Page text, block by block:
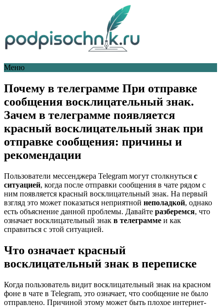
Меню
Почему в телеграмме При отправке
сообщения восклицательный знак.
Зачем в телеграмме появляется
красный восклицательный знак при
отправке сообщения: причины и
рекомендации
Пользователи мессенджера Telegram могут столкнуться с
ситуацией, когда после отправки сообщения в чате рядом с
ним появляется красный восклицательный знак. На первый
взгляд это может показаться неприятной неполадкой, однако
есть объяснение данной проблемы. Давайте разберемся, что
означает восклицательный знак в телеграмме и как
справиться с этой ситуацией.
Что означает красный
восклицательный знак в переписке
Когда пользователь видит восклицательный знак на красном
фоне в чате в Telegram, это означает, что сообщение не было
отправлено. Причиной этому может быть плохое интернет-